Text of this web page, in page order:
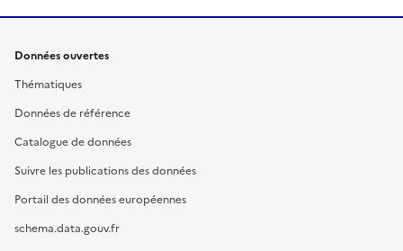
Données ouvertes
Thématiques
Données de référence
Catalogue de données
Suivre les publications des données
Portail des données européennes
schema.data.gouv.fr